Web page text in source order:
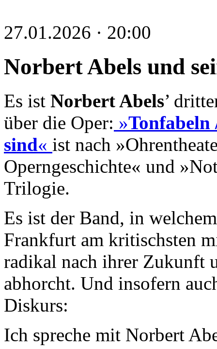
27.01.2026 · 20:00
Norbert Abels und
Es ist Norbert Abels’
über die Oper: »Tonfabeln
sind« ist nach
Operngeschichte« und
Trilogie.
Es ist der Band, in
Frankfurt am kritischsten
radikal nach ihrer Zukunft
abhorcht. Und insofern
Diskurs:
Ich spreche mit Norbert